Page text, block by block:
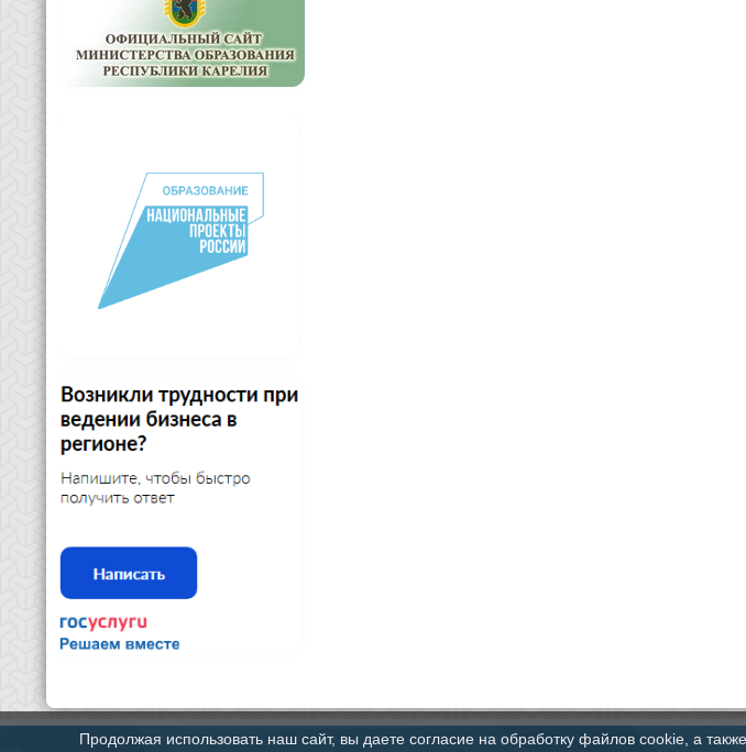
Продолжая использовать наш сайт, вы даете согласие на обработку файлов cookie, а